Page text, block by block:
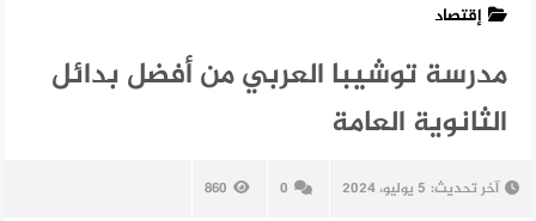
إقتصاد
مدرسة توشيبا العربي من أفضل بدائل
الثانوية العامة
آخر تحديث: 5 يوليو، 2024 0
860